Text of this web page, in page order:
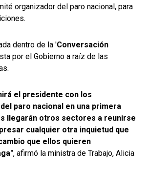
organizador del paro nacional, para
dentro de la 'Conversación
por el Gobierno a raíz de las
el presidente con los
paro nacional en una primera
llegarán otros sectores a reunirse
cualquier otra inquietud que
que ellos quieren
, afirmó la ministra de Trabajo, Alicia